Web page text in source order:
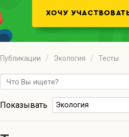
Публикации Экология Тесты
Показывать Экология